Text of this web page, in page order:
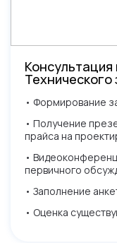
Консультация
Технического
• Формирование
• Получение
прайса на
•
первичного
• Заполнение
• Оценка